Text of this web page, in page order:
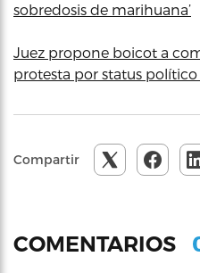
sobredosis de marihuana’
Juez propone boicot a
protesta por status
Compartir
COMENTARIOS